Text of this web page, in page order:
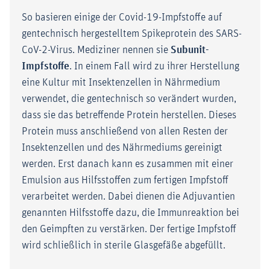
So basieren einige der Covid-19-Impfstoffe auf
gentechnisch hergestelltem Spikeprotein des SARS-
CoV-2-Virus. Mediziner nennen sie Subunit-
Impfstoffe. In einem Fall wird zu ihrer Herstellung
eine Kultur mit Insektenzellen in Nährmedium
verwendet, die gentechnisch so verändert wurden,
dass sie das betreffende Protein herstellen. Dieses
Protein muss anschließend von allen Resten der
Insektenzellen und des Nährmediums gereinigt
werden. Erst danach kann es zusammen mit einer
Emulsion aus Hilfsstoffen zum fertigen Impfstoff
verarbeitet werden. Dabei dienen die Adjuvantien
genannten Hilfsstoffe dazu, die Immunreaktion bei
den Geimpften zu verstärken. Der fertige Impfstoff
wird schließlich in sterile Glasgefäße abgefüllt.